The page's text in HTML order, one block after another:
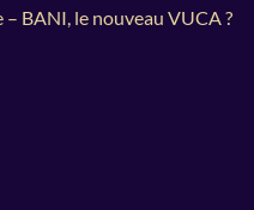
BANI, le nouveau VUCA ?